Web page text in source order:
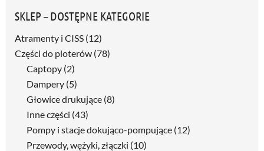
SKLEP – DOSTĘPNE KATEGORIE
Atramenty i CISS (12)
Części do ploterów (78)
Captopy (2)
Dampery (5)
Głowice drukujące (8)
Inne części (43)
Pompy i stacje dokująco-pompujące (12)
Przewody, wężyki, złączki (10)